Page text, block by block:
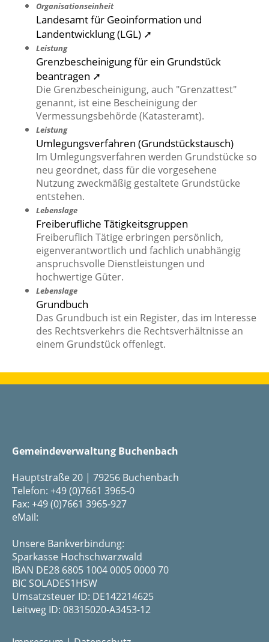
Organisationseinheit
Landesamt für Geoinformation und
Landentwicklung (LGL) ➚
Leistung
Grenzbescheinigung für ein Grundstück
beantragen ➚
Die Grenzbescheinigung, auch "Grenzattest"
genannt, ist eine Bescheinigung der
Vermessungsbehörde (Katasteramt).
Leistung
Umlegungsverfahren (Grundstückstausch)
Im Umlegungsverfahren werden Grundstücke so
neu geordnet, dass für die vorgesehene
Nutzung zweckmäßig gestaltete Grundstücke
entstehen.
Lebenslage
Freiberufliche Tätigkeitsgruppen
Freiberuflich Tätige erbringen persönlich,
eigenverantwortlich und fachlich unabhängig
anspruchsvolle Dienstleistungen und
hochwertige Güter.
Lebenslage
Grundbuch
Das Grundbuch ist ein Register, das im Interesse
des Rechtsverkehrs die Rechtsverhältnisse an
einem Grundstück offenlegt.
Gemeindeverwaltung Buchenbach
Hauptstraße 20 | 79256 Buchenbach
Telefon: +49 (0)7661 3965-0
Fax: +49 (0)7661 3965-927
eMail:
Unsere Bankverbindung:
Sparkasse Hochschwarzwald
IBAN DE28 6805 1004 0005 0000 70
BIC SOLADES1HSW
Umsatzsteuer ID: DE142214625
Leitweg ID: 08315020-A3453-12